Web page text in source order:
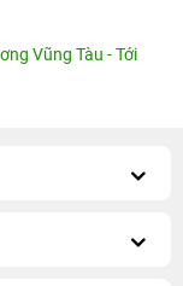
Vũng Tàu - Tới